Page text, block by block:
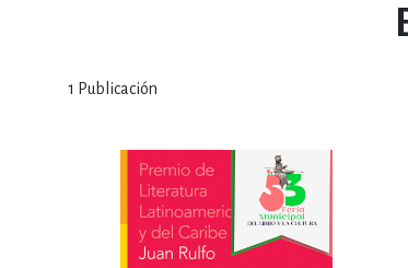
1 Publicación